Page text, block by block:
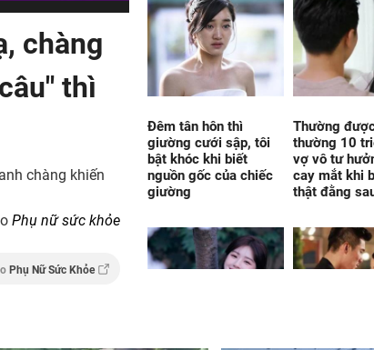
chàng
thì
chàng khiến
Phụ nữ sức khỏe
Phụ Nữ Sức Khỏe
Đêm tân hôn thì
giường cưới sập, tôi
bật khóc khi biết
nguồn gốc của chiếc
giường
Thường
thường 10
vợ vô tư
cay mắt khi
thật đằng